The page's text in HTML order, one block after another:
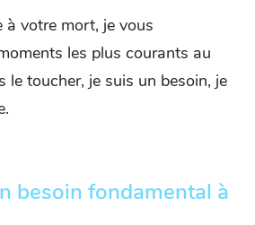
à votre mort, je vous
les plus courants au
le toucher, je suis un besoin, je
besoin fondamental à